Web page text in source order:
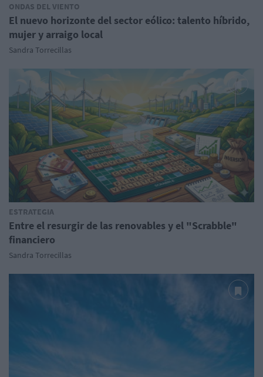
ONDAS DEL VIENTO
El nuevo horizonte del sector eólico: talento híbrido,
mujer y arraigo local
Sandra Torrecillas
ESTRATEGIA
Entre el resurgir de las renovables y el "Scrabble"
financiero
Sandra Torrecillas